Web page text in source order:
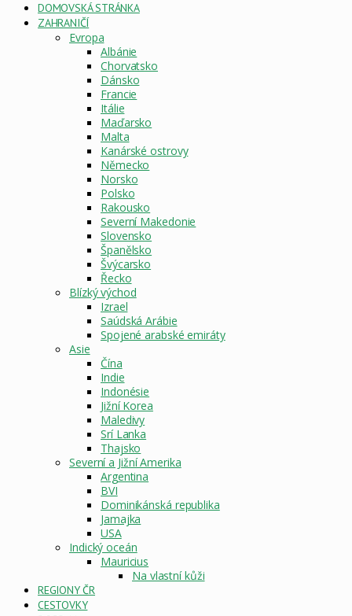
DOMOVSKÁ STRÁNKA
ZAHRANIČÍ
Evropa
Albánie
Chorvatsko
Dánsko
Francie
Itálie
Maďarsko
Malta
Kanárské ostrovy
Německo
Norsko
Polsko
Rakousko
Severní Makedonie
Slovensko
Španělsko
Švýcarsko
Řecko
Blízký východ
Izrael
Saúdská Arábie
Spojené arabské emiráty
Asie
Čína
Indie
Indonésie
Jižní Korea
Maledivy
Srí Lanka
Thajsko
Severní a Jižní Amerika
Argentina
BVI
Dominikánská republika
Jamajka
USA
Indický oceán
Mauricius
Na vlastní kůži
REGIONY ČR
CESTOVKY